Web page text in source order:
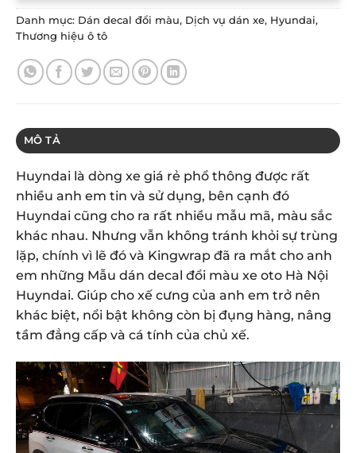
Danh mục: Dán decal đổi màu, Dịch vụ dán xe, Hyundai,
Thương hiệu ô tô
MÔ TẢ
Huyndai là dòng xe giá rẻ phổ thông được rất
nhiều anh em tin và sử dụng, bên cạnh đó
Huyndai cũng cho ra rất nhiều mẫu mã, màu sắc
khác nhau. Nhưng vẫn không tránh khỏi sự trùng
lặp, chính vì lẽ đó và Kingwrap đã ra mắt cho anh
em những Mẫu dán decal đổi màu xe oto Hà Nội
Huyndai. Giúp cho xế cưng của anh em trở nên
khác biệt, nổi bật không còn bị đụng hàng, nâng
tầm đẳng cấp và cá tính của chủ xế.